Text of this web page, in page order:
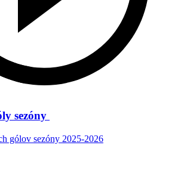
sezóny
gólov sezóny 2025-2026